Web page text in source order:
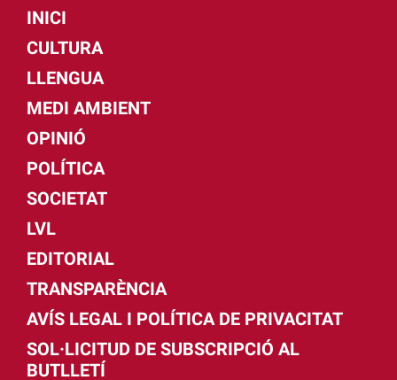
INICI
CULTURA
LLENGUA
MEDI AMBIENT
OPINIÓ
POLÍTICA
SOCIETAT
LVL
EDITORIAL
TRANSPARÈNCIA
AVÍS LEGAL I POLÍTICA DE PRIVACITAT
SOL·LICITUD DE SUBSCRIPCIÓ AL
BUTLLETÍ